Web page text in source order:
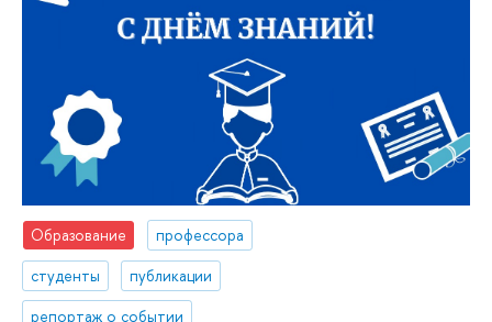
Образование
профессора
студенты
публикации
репортаж о событии